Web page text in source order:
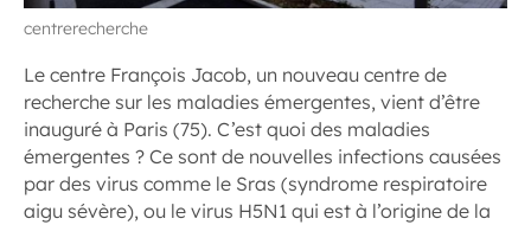
centrerecherche
Le centre François Jacob, un nouveau centre de
recherche sur les maladies émergentes, vient d’être
inauguré à Paris (75). C’est quoi des maladies
émergentes ? Ce sont de nouvelles infections causées
par des virus comme le Sras (syndrome respiratoire
aigu sévère), ou le virus H5N1 qui est à l’origine de la